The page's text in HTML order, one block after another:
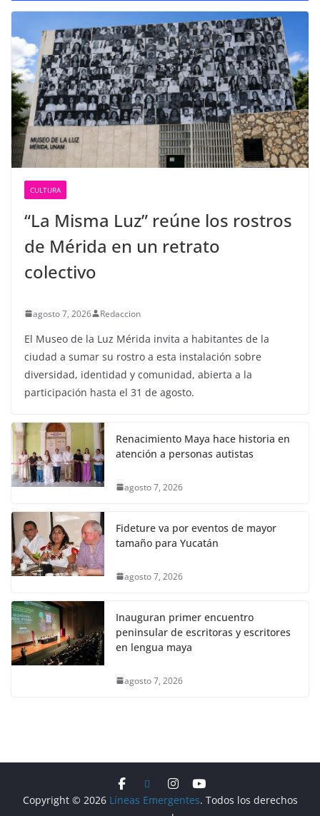
CULTURA
“La Misma Luz” reúne los rostros
de Mérida en un retrato
colectivo
agosto 7, 2026 Redaccion
El Museo de la Luz Mérida invita a habitantes de la
ciudad a sumar su rostro a esta instalación sobre
diversidad, identidad y comunidad, abierta a la
participación hasta el 31 de agosto.
Renacimiento Maya hace historia en
atención a personas autistas
agosto 7, 2026
Fideture va por eventos de mayor
tamaño para Yucatán
agosto 7, 2026
Inauguran primer encuentro
peninsular de escritoras y escritores
en lengua maya
agosto 7, 2026
Copyright © 2026 Líneas Emergentes. Todos los derechos